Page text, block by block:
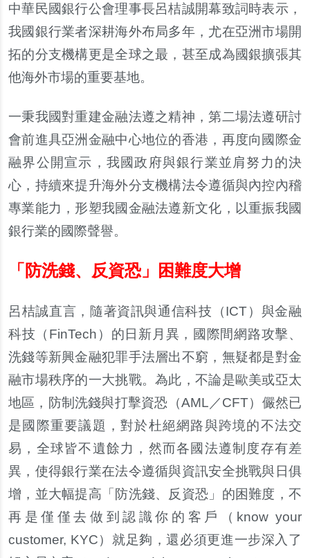
中華民國銀行公會理事長呂桔誠開幕致詞時表示，
我國銀行業者深耕海外布局多年，尤在亞洲市場開
拓的分支機構更是全球之最，甚至成為國銀擴張其
他海外市場的重要基地。
一秉我國對重建金融法遵之精神，第二場法遵研討
會前進具亞洲金融中心地位的香港，再度向國際金
融界公開宣示，我國政府與銀行業並肩努力的決
心，持續來提升海外分支機構法令遵循與內控內稽
專業能力，形塑我國金融法遵新文化，以重振我國
銀行業的國際聲譽。
「防洗錢、反資恐」困難度大增
呂桔誠直言，隨著資訊與通信科技（ICT）與金融
科技（FinTech）的日新月異，國際間網路攻擊、
洗錢等新興金融犯罪手法層出不窮，無疑都是對金
融市場秩序的一大挑戰。為此，不論是歐美或亞太
地區，防制洗錢與打擊資恐（AML／CFT）儼然已
是國際重要議題，對於杜絕網路與跨境的不法交
易，全球皆不遺餘力，然而各國法遵制度存有差
異，使得銀行業在法令遵循與資訊安全挑戰與日俱
增，並大幅提高「防洗錢、反資恐」的困難度，不
再是僅僅去做到認識你的客戶（ know your
customer, KYC）就足夠，還必須更進一步深入了